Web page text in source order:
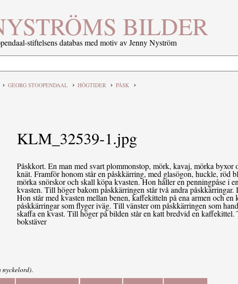
BILDER
stiftelsens databas med motiv av Jenny Nyström
› GEORG STOOPENDAAL › HÖGTIDER › PÅSK ›
KLM_32539-1.jpg
Påskkort. En man med svart plommonstop, mörk, kavaj, mörka
knät. Framför honom står en påskkärring, med glasögon, huckle,
mörka snörskor och skall köpa kvasten. Hon håller en penningpåse i
kvasten. Till höger bakom påskkärringen står två andra
Hon står med kvasten mellan benen, kaffekitteln på ena armen och
påskkärringar som flyger iväg. Till vänster om påskkärringen som
skaffa en kvast. Till höger på bilden står en katt bredvid en
bokstäver